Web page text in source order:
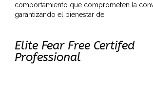
comportamiento que comprometen la
garantizando el bienestar de
Elite Fear Free Certifed
Professional